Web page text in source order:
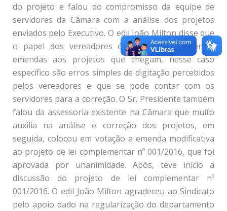
do projeto e falou do compromisso da equipe de
servidores da Câmara com a análise dos projetos
enviados pelo Executivo. O edil João Milton disse que
o papel dos vereadores é corrigir e apresentar
emendas aos projetos que chegam, nesse caso
específico são erros simples de digitação percebidos
pelos vereadores e que se pode contar com os
servidores para a correção. O Sr. Presidente também
falou da assessoria existente na Câmara que muito
auxilia na análise e correção dos projetos, em
seguida, colocou em votação a emenda modificativa
ao projeto de lei complementar nº 001/2016, que foi
aprovada por unanimidade. Após, teve início a
discussão do projeto de lei complementar nº
001/2016. O edil João Milton agradeceu ao Sindicato
pelo apoio dado na regularização do departamento